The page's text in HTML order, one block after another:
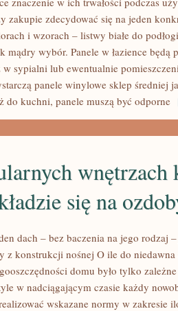
zakupie zdecydować się na jeden
i wzorach – listwy białe do
mądry wybór. Panele w łazience będą
sypialni lub ewentualnie
panele winylowe sklep średniej
do kuchni, panele muszą być odporne
wnętrzach
się na
dach – bez baczenia na jego rodzaj
z konstrukcji nośnej O ile do niedawna
domu było tylko
w nadciągającym czasie każdy
wskazane normy w zakresie